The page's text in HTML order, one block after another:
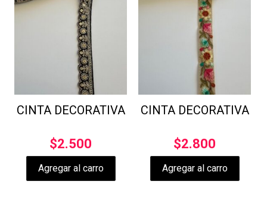
CINTA DECORATIVA
$2.500
Agregar al carro
CINTA DECORATIVA
$2.800
Agregar al carro